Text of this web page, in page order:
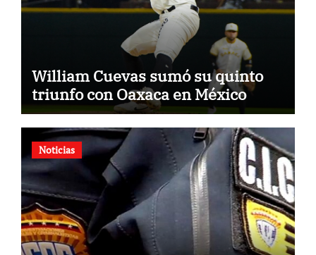
William Cuevas sumó su quinto
triunfo con Oaxaca en México
Noticias